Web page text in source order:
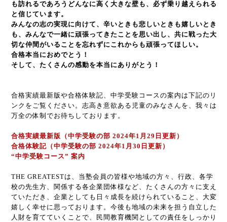
も訪れるであろうどんなに高く大きな壁も、必ず乗り越えられる
と信じています。
みんなの志の実現に向けて、辛いときも悲しいときも嬉しいとき
も、みんなで一緒に頑張ってきたことを思い出し、共に戦った大
切な仲間がいることを忘れずにこれからも頑張ってほしい。
合格本当におめでとう！
そして、たくさんの感動を本当にありがとう！
合格実績最新版や合格体験記、中学受験コースの案内は下記のリ
ンクをご覧ください。志高き意欲ある児童のみなさんを、我々は
万全の体制でお待ちしております。
合格実績最新版（中学受験の部 2024年1月29日更新）
合格体験記（中学受験の部 2024年1月30日更新）
“中学受験コース” 案内
THE GREATESTは、当塾会員の皆様や地域の方々、行政、各学
校の先生方、関係する各企業団体様など、たくさんの方々に支え
ていただき、企業としても日々成長を続けられていること、大変
嬉しく幸せに思っております。今後も地域の未来を担う自立した
人財を育てていくことで、民間教育機関としての責任をしっかり